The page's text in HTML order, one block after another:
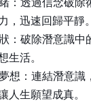
：透過信念破除
，迅速回歸平靜。
：破除潛意識中
生活。
想：連結潛意識
人生願望成真。